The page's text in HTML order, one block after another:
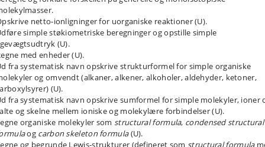
termodynamiske teori, som en generel forståelsesramme for
mellem kemisk ligevægt og biokemisk anvendelig energi. Vi
termodynamikkens begreb ”fri energi” til at forklare jordbundskemiske og
reaktioners retning og fundamentale biologiske lovmæssigheder.
introducerer elektrokemiske målinger (Måling af
Nernts ligning) og omfatter desuden reagensglasforsøg
kompleks-ioner og oxidation af metalioner.
5 er fokuseret på biokemiske molekyler og organiske miljøgifte. Med
i case 2 udvides kendskabet til biokemiske funktionelle grupper og
forbindelser, herunder de biokemiske forbindelsers funktion og
på kemiske egenskaber der karakteriserer miljøgifte. Den strukturelle
til levende celler fra case 2-4 videreføres til en basal introduktion til
struktur og funktion (membraner, genetisk materiale og enzymer).
netto-ionligninger for uorganiske reaktioner (U).
simple støkiometriske beregninger og opstille simple
(U).
med enheder (U).
fra systematisk navn opskrive strukturformel for simple organiske
og omvendt (alkaner, alkener, alkoholer, aldehyder, ketoner,
(U).
fra systematisk navn opskrive sumformel for simple molekyler, ioner
og skelne mellem ioniske og molekylære forbindelser (U).
organiske molekyler som structural formula, condensed structural
og carbon skeleton formula(U).
og begrunde Lewis-strukturer (defineret som structural formula